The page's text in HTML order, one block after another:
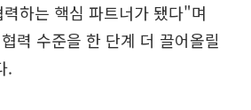
하는 핵심 파트너가 됐다"며
력 수준을 한 단계 더 끌어올릴
.